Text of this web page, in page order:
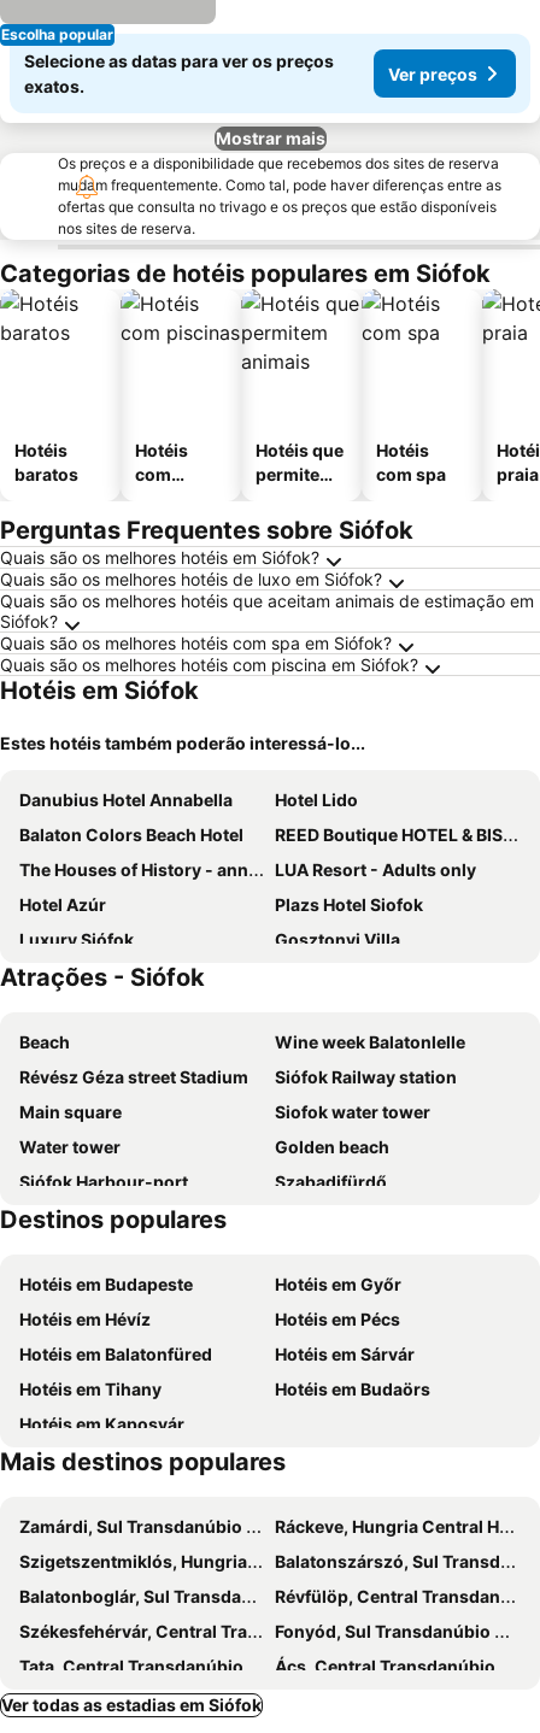
Escolha popular
Selecione as datas para ver os preços
exatos.
Ver preços
Mostrar mais
Os preços e a disponibilidade que recebemos dos sites de reserva
mudam frequentemente. Como tal, pode haver diferenças entre as
ofertas que consulta no trivago e os preços que estão disponíveis
nos sites de reserva.
Categorias de hotéis populares em Siófok
Hotéis
baratos
Hotéis
com
Hotéis que
permitem
Hotéis
com spa
praia
Perguntas Frequentes sobre Siófok
Quais são os melhores hotéis em Siófok?
Quais são os melhores hotéis de luxo em Siófok?
Quais são os melhores hotéis que aceitam animais de estimação em
Siófok?
Quais são os melhores hotéis com spa em Siófok?
Quais são os melhores hotéis com piscina em Siófok?
Hotéis em Siófok
Estes hotéis também poderão interessá-lo...
Danubius Hotel Annabella
Hotel Lido
Balaton Colors Beach Hotel
REED Boutique HOTEL & BISTRO
The Houses of History - anno 1830
LUA Resort - Adults only
Hotel Azúr
Plazs Hotel Siofok
Luxury Siófok
Gosztonyi Villa
Premium Hotel Panorama
Club Tihany Hotel
Tihany Yacht Club
Hotel Petit Bois - Adults from 14
Danubius Hotel Marina
Akadémia Hotel
Hotel Anna Villa
Holiday Resorts
Atrações - Siófok
Beach
Wine week Balatonlelle
Révész Géza street Stadium
Siófok Railway station
Main square
Siofok water tower
Water tower
Golden beach
Siófok Harbour-port
Szabadifürdő
Balatonkiliti
International Dance Festival
Majtényi Restaurant
Silver beach
Balatonboglár harvest festival
Week of Books
Balatonfoldvar Railway station
Destinos populares
Hotéis em Budapeste
Hotéis em Győr
Hotéis em Hévíz
Hotéis em Pécs
Hotéis em Balatonfüred
Hotéis em Sárvár
Hotéis em Tihany
Hotéis em Budaörs
Hotéis em Kaposvár
Mais destinos populares
Zamárdi, Sul Transdanúbio Hotéis
Ráckeve, Hungria Central Hotéis
Szigetszentmiklós, Hungria Central Hotéis
Balatonszárszó, Sul Transdanúbio Hotéis
Balatonboglár, Sul Transdanúbio Hotéis
Révfülöp, Central Transdanúbio Hotéis
Székesfehérvár, Central Transdanúbio Hotéis
Fonyód, Sul Transdanúbio Hotéis
Tata, Central Transdanúbio Hotéis
Ács, Central Transdanúbio Hotéis
Alsóörs, Central Transdanúbio Hotéis
Ver todas as estadias em Siófok